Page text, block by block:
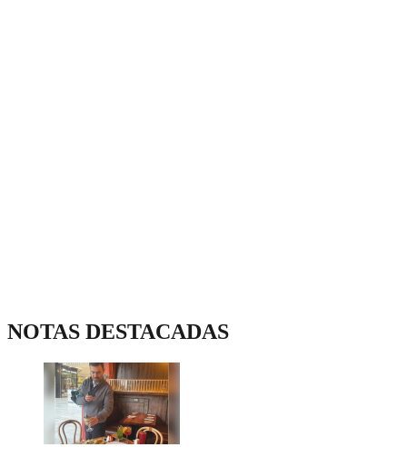
NOTAS DESTACADAS